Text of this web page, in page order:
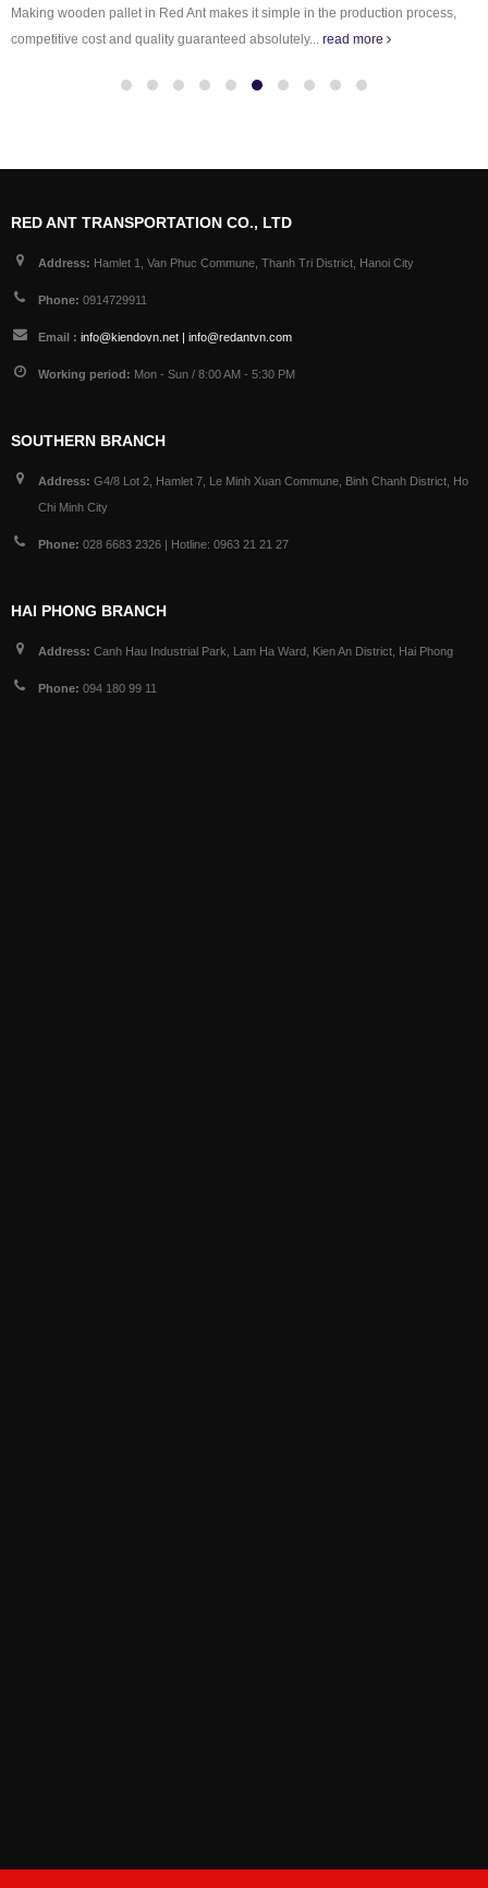
Making wooden pallet in Red Ant makes it simple in the production process,
competitive cost and quality guaranteed absolutely... read more
RED ANT TRANSPORTATION CO., LTD
Address: Hamlet 1, Van Phuc Commune, Thanh Tri District, Hanoi City
Phone: 0914729911
Email : info@kiendovn.net | info@redantvn.com
Working period: Mon - Sun / 8:00 AM - 5:30 PM
SOUTHERN BRANCH
Address: G4/8 Lot 2, Hamlet 7, Le Minh Xuan Commune, Binh Chanh District, Ho
Chi Minh City
Phone: 028 6683 2326 | Hotline: 0963 21 21 27
HAI PHONG BRANCH
Address: Canh Hau Industrial Park, Lam Ha Ward, Kien An District, Hai Phong
Phone: 094 180 99 11